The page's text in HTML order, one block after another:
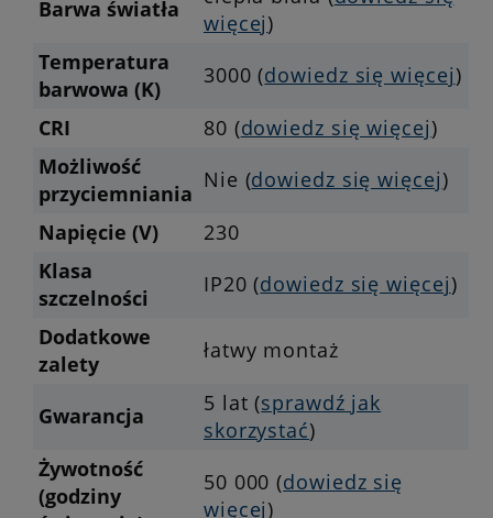
Barwa światła
więcej)
Temperatura
barwowa (K)
3000 (dowiedz się więcej)
CRI
80 (dowiedz się więcej)
Możliwość
przyciemniania
Nie (dowiedz się więcej)
Napięcie (V)
230
Klasa
szczelności
IP20 (dowiedz się więcej)
Dodatkowe
zalety
łatwy montaż
Gwarancja 5 lat (sprawdź jak
skorzystać)
Żywotność
(godziny
50 000 (dowiedz się
więcej)